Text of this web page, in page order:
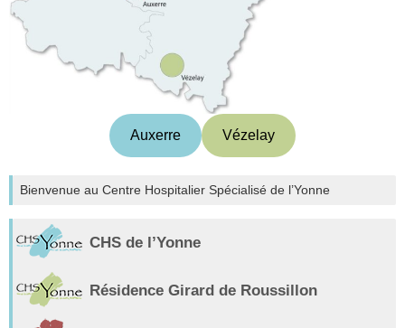
Auxerre Vézelay
Bienvenue au Centre Hospitalier Spécialisé de l’Yonne
CHS de l’Yonne
Résidence Girard de Roussillon